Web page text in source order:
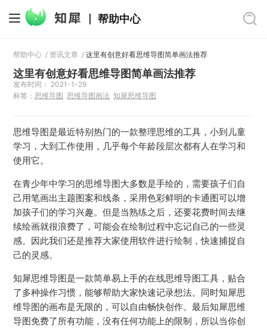
帮助中心
帮助中心 / 资讯文章 /这里有创意好看思维导图简单画法推荐
这里有创意好看思维导图简单画法推荐
发布时间： 2021-1-29
标签：思维导图 思维导图画法 知犀思维导图
思维导图是最近特别热门的一款整理思维的工具，小到儿童
学习，大到工作使用，几乎每个年龄段层次都有人在学习和
使用它。
在青少年中学习的思维导图大多数是手绘的，需要孩子们自
己用笔画出主题图案和线条，采用色彩鲜明的卡通图可以增
加孩子们的学习兴趣。但是当熟练之后，还要花费时间去继
续绘画就很浪费了，可能会在绘制过程中忘记自己的一些灵
感。因此我们还是推荐大家使用软件进行绘制，快速捕捉自
己的灵感。
知犀思维导图是一款简单易上手的在线思维导图工具，贴合
了多种操作习惯，能够帮助大家快速记录想法。同时知犀思
维导图的画布是无限的，可以自由畅快创作。最后知犀思维
导图免费了所有功能，没有任何功能上的限制，所以当你创